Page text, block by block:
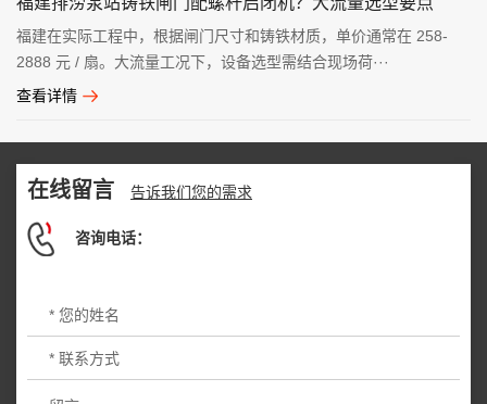
福建在实际工程中，根据闸门尺寸和铸铁材质，单价通常在 258-
2888 元 / 扇。大流量工况下，设备选型需结合现场荷···
查看详情
在线留言 告诉我们您的需求
咨询电话：